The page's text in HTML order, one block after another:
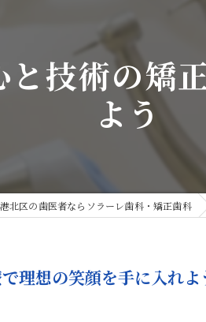
技術の矯
よう
北区の歯医者ならソラーレ歯科・矯正歯科
理想の笑顔を手に入れよ